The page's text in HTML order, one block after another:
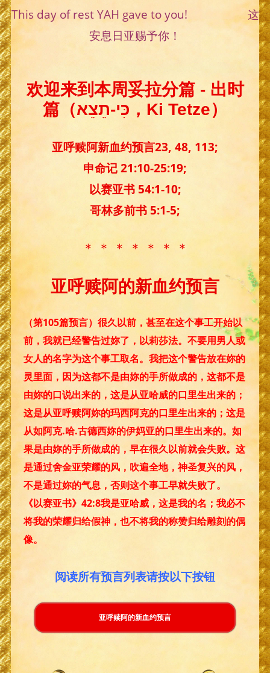
This day of rest YAH gave to you! 这
安息日亚赐予你！
欢迎来到本周妥拉分篇 - 出时
篇（כִּי-תֵצֵא，Ki Tetze）
亚呼赎阿新血约预言23, 48, 113;
申命记 21:10-25:19;
以赛亚书 54:1-10;
哥林多前书 5:1-5;
＊ ＊ ＊ ＊ ＊ ＊ ＊
亚呼赎阿的新血约预言
（第105篇预言）很久以前，甚至在这个事工开始以
前，我就已经警告过妳了，以莉莎法。不要用男人或
女人的名字为这个事工取名。我把这个警告放在妳的
灵里面，因为这都不是由妳的手所做成的，这都不是
由妳的口说出来的，这是从亚哈威的口里生出来的；
这是从亚呼赎阿妳的玛西阿克的口里生出来的；这是
从如阿克.哈.古德西妳的伊妈亚的口里生出来的。如
果是由妳的手所做成的，早在很久以前就会失败。这
是通过舍金亚荣耀的风，吹遍全地，神圣复兴的风，
不是通过妳的气息，否则这个事工早就失败了。
《以赛亚书》42:8我是亚哈威，这是我的名；我必不
将我的荣耀归给假神，也不将我的称赞归给雕刻的偶
像。
阅读所有预言列表请按以下按钮
亚呼赎阿的新血约预言